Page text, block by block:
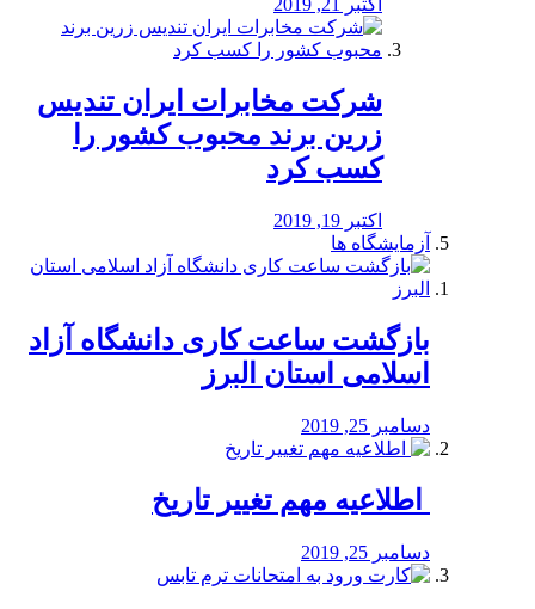
اکتبر 21, 2019
شرکت مخابرات ایران تندیس
زرین برند محبوب کشور را
کسب کرد
اکتبر 19, 2019
آزمایشگاه ها
بازگشت ساعت کاری دانشگاه آزاد
اسلامی استان البرز
دسامبر 25, 2019
️ اطلاعیه مهم تغییر تاریخ
دسامبر 25, 2019